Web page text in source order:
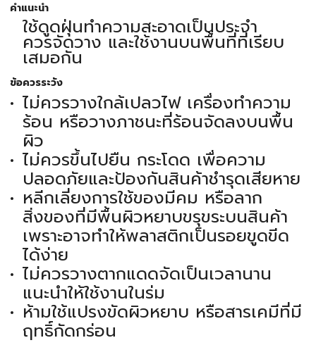
คำแนะนำ
ใช้ดูดฝุ่นทำความสะอาดเป็นประจำ
ควรจัดวาง และใช้งานบนพื้นที่ที่เรียบ
เสมอกัน
ข้อควรระวัง
ไม่ควรวางใกล้เปลวไฟ เครื่องทำความ
ร้อน หรือวางภาชนะที่ร้อนจัดลงบนพื้น
ผิว
ไม่ควรขึ้นไปยืน กระโดด เพื่อความ
ปลอดภัยและป้องกันสินค้าชำรุดเสียหาย
หลีกเลี่ยงการใช้ของมีคม หรือลาก
สิ่งของที่มีพื้นผิวหยาบขรุขระบนสินค้า
เพราะอาจทำให้พลาสติกเป็นรอยขูดขีด
ได้ง่าย
ไม่ควรวางตากแดดจัดเป็นเวลานาน
แนะนำให้ใช้งานในร่ม
ห้ามใช้แปรงขัดผิวหยาบ หรือสารเคมีที่มี
ฤทธิ์กัดกร่อน